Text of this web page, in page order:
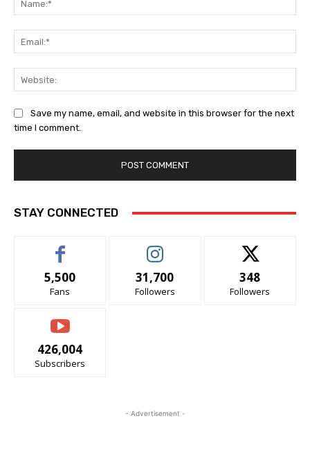
Save my name, email, and website in this browser for the next
time I comment.
STAY CONNECTED
5,500
Fans
31,700
Followers
348
Followers
426,004
Subscribers
- Advertisement -